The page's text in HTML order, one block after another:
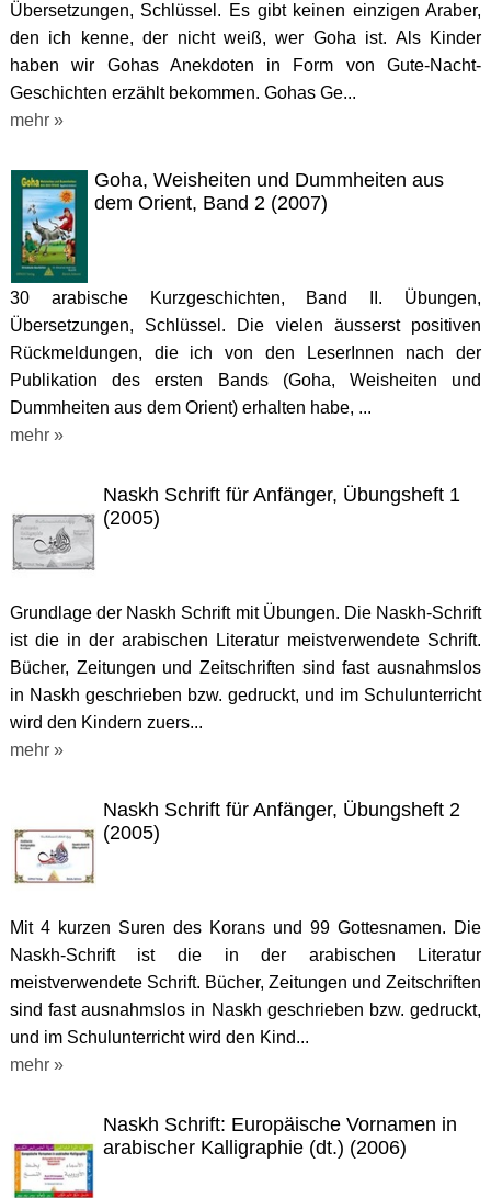
Übersetzungen, Schlüssel. Es gibt keinen einzigen Araber,
den ich kenne, der nicht weiß, wer Goha ist. Als Kinder
haben wir Gohas Anekdoten in Form von Gute-Nacht-
Geschichten erzählt bekommen. Gohas Ge...
mehr »
Goha, Weisheiten und Dummheiten aus
dem Orient, Band 2 (2007)
30 arabische Kurzgeschichten, Band II. Übungen,
Übersetzungen, Schlüssel. Die vielen äusserst positiven
Rückmeldungen, die ich von den LeserInnen nach der
Publikation des ersten Bands (Goha, Weisheiten und
Dummheiten aus dem Orient) erhalten habe, ...
mehr »
Naskh Schrift für Anfänger, Übungsheft 1
(2005)
Grundlage der Naskh Schrift mit Übungen. Die Naskh-Schrift
ist die in der arabischen Literatur meistverwendete Schrift.
Bücher, Zeitungen und Zeitschriften sind fast ausnahmslos
in Naskh geschrieben bzw. gedruckt, und im Schulunterricht
wird den Kindern zuers...
mehr »
Naskh Schrift für Anfänger, Übungsheft 2
(2005)
Mit 4 kurzen Suren des Korans und 99 Gottesnamen. Die
Naskh-Schrift ist die in der arabischen Literatur
meistverwendete Schrift. Bücher, Zeitungen und Zeitschriften
sind fast ausnahmslos in Naskh geschrieben bzw. gedruckt,
und im Schulunterricht wird den Kind...
mehr »
Naskh Schrift: Europäische Vornamen in
arabischer Kalligraphie (dt.) (2006)